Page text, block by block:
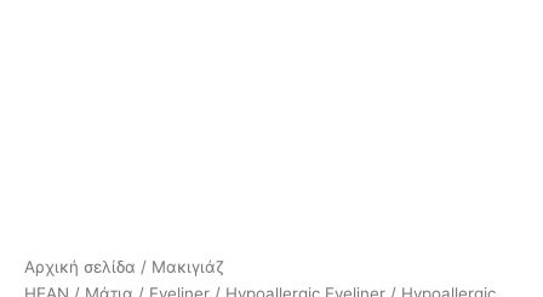
Αρχική σελίδα / Μακιγιάζ